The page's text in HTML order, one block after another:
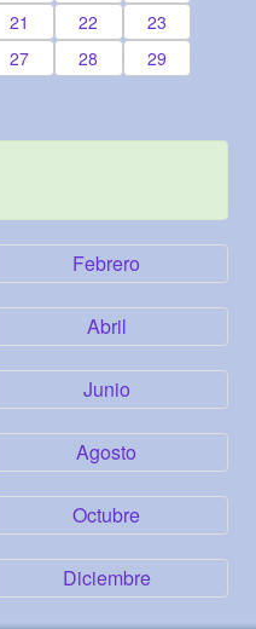
21 22
23
27 28
29
Febrero
Abril
Junio
Agosto
Octubre
Diciembre